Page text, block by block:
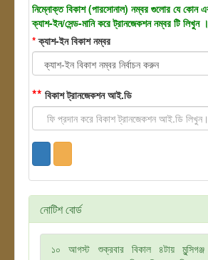
নিম্নোক্ত বিকাশ (পারসোনাল) নম্বর গুলোর যে কোন
ক্যাশ-ইন/সেন্ড-মানি করে ট্রানজেকশন নম্বর টি লিখুন ।
*ক্যাশ-ইন বিকাশ নম্বর
** বিকাশ ট্রানজেকশন আই.ডি
নোটিশ বোর্ড
১০ আগস্ট শুক্রবার বিকাল ৪টায়